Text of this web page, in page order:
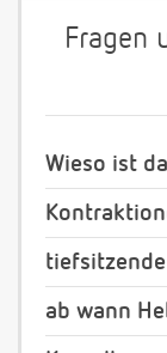
Fragen
Wieso ist
ab wann